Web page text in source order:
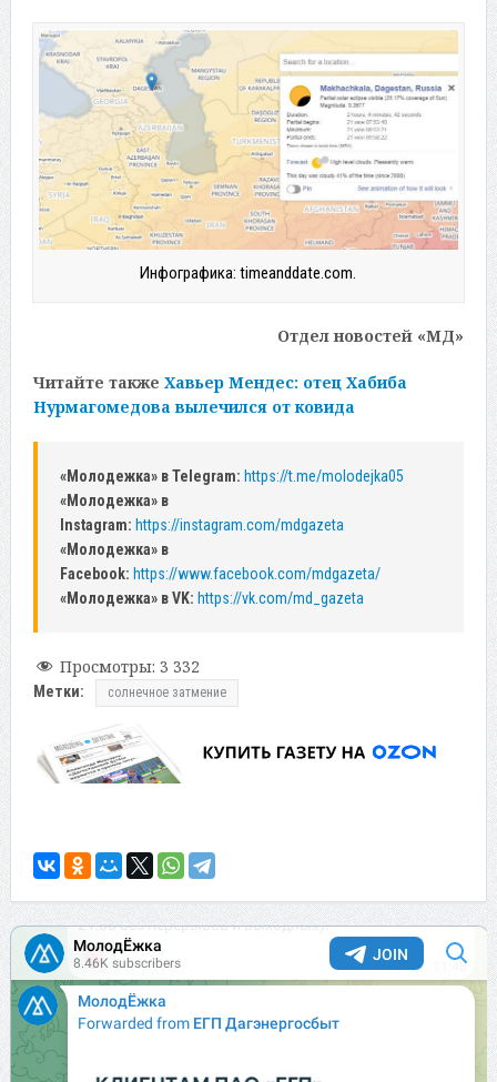
Инфографика: timeanddate.com.
Отдел новостей «МД»
Читайте также Хавьер Мендес: отец Хабиба
Нурмагомедова вылечился от ковида
«Молодежка» в Telegram: https://t.me/molodejka05
«Молодежка» в
Instagram: https://instagram.com/mdgazeta
«Молодежка» в
Facebook: https://www.facebook.com/mdgazeta/
«Молодежка» в VK: https://vk.com/md_gazeta
Просмотры: 3 332
Метки: солнечное затмение